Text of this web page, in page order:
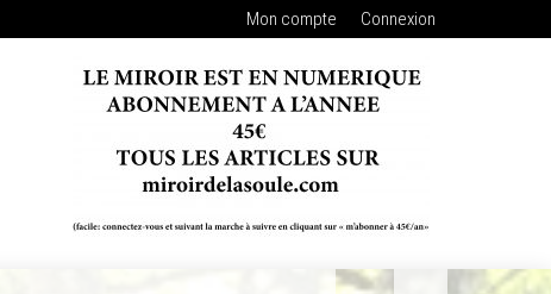
Mon compte Connexion